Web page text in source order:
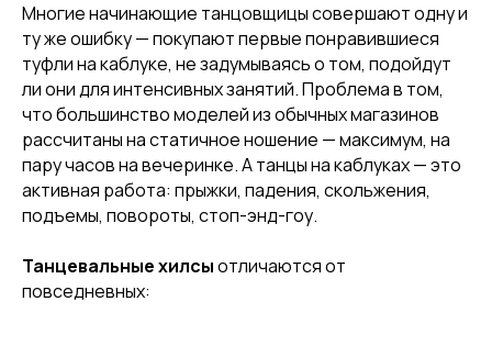
Многие начинающие танцовщицы совершают одну и
ту же ошибку — покупают первые понравившиеся
туфли на каблуке, не задумываясь о том, подойдут
ли они для интенсивных занятий. Проблема в том,
что большинство моделей из обычных магазинов
рассчитаны на статичное ношение — максимум, на
пару часов на вечеринке. А танцы на каблуках — это
активная работа: прыжки, падения, скольжения,
подъемы, повороты, стоп-энд-гоу.
Танцевальные хилсыотличаются от
повседневных: